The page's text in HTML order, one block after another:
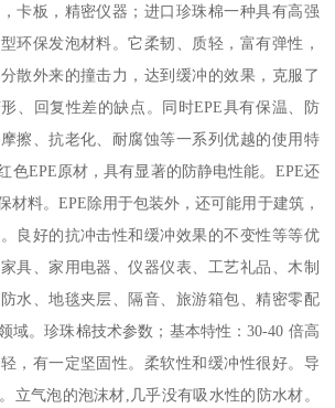
卡板，精密仪器；进口珍珠棉一种具有高强
环保发泡材料。它柔韧、质轻，富有弹性，
散外来的撞击力，达到缓冲的效果，克服了
、回复性差的缺点。同时EPE具有保温、防
擦、抗老化、耐腐蚀等一系列优越的使用特
色EPE原材，具有显著的防静电性能。EPE还
材料。EPE除用于包装外，还可能用于建筑，
良好的抗冲击性和缓冲效果的不变性等等优
具、家用电器、仪器仪表、工艺礼品、木制
水、地毯夹层、隔音、旅游箱包、精密零配
域。珍珠棉技术参数；基本特性：30-40 倍高
，有一定坚固性。柔软性和缓冲性很好。导
立气泡的泡沫材,几乎没有吸水性的防水材。